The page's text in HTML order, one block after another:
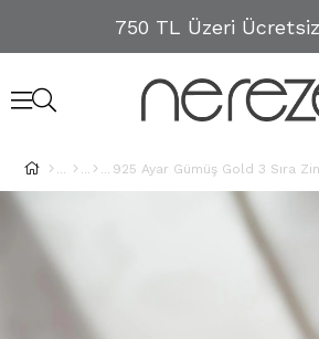
750 TL Üzeri
925 Ayar Gümüş Gold 3 Sıra